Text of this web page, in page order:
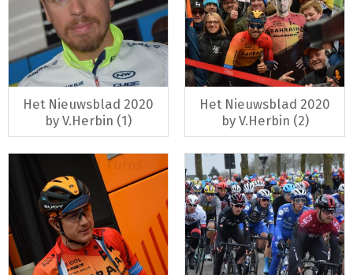
Het Nieuwsblad 2020
by V.Herbin (1)
Het Nieuwsblad 2020
by V.Herbin (2)